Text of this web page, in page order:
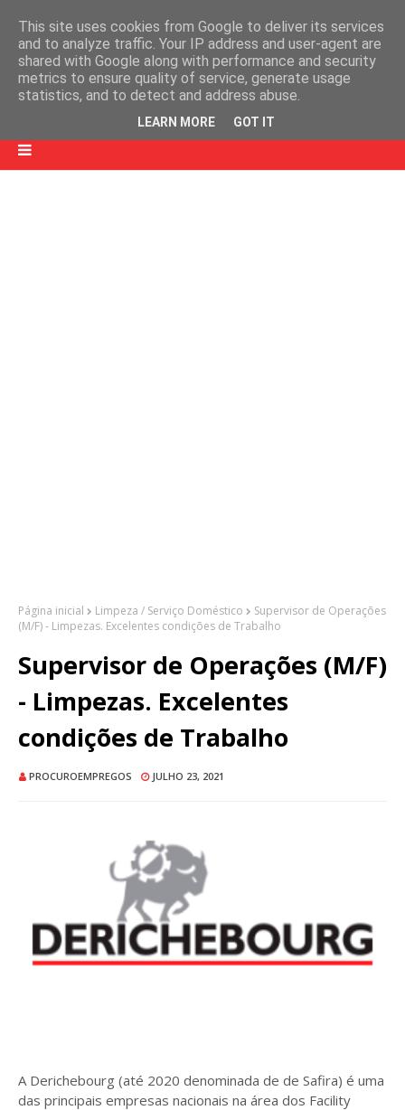
Página inicial Limpeza / Serviço Doméstico
Supervisor de Operações
(M/F) - Limpezas. Excelentes condições de Trabalho
Supervisor de Operações (M/F)
- Limpezas. Excelentes
condições de Trabalho
PROCUROEMPREGOS JULHO 23, 2021
A Derichebourg (até 2020 denominada de de Safira) é uma
das principais empresas nacionais na área dos Facility
This site uses cookies from Google to deliver its services
and to analyze traffic. Your IP address and user-agent are
shared with Google along with performance and security
metrics to ensure quality of service, generate usage
statistics, and to detect and address abuse.
LEARN MORE GOT IT